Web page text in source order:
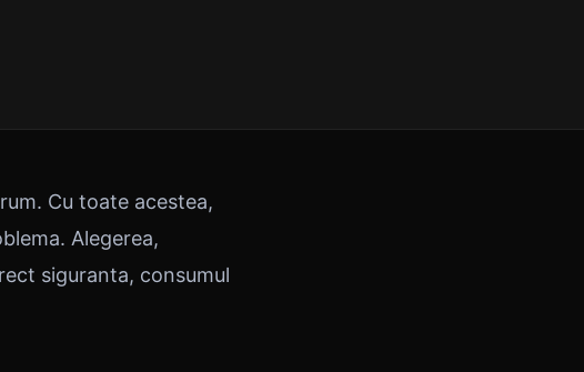
Cu toate acestea,
Alegerea,
siguranta, consumul